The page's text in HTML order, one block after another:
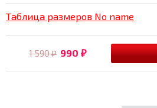
Таблица размеров No name
1 590₽ 990₽